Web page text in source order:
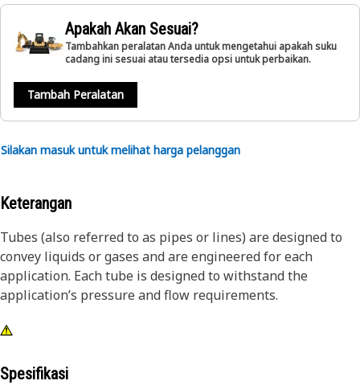
Apakah Akan Sesuai?
Tambahkan peralatan Anda untuk mengetahui apakah suku
cadang ini sesuai atau tersedia opsi untuk perbaikan.
Tambah Peralatan
Silakan masuk untuk melihat harga pelanggan
Keterangan
Tubes (also referred to as pipes or lines) are designed to
convey liquids or gases and are engineered for each
application. Each tube is designed to withstand the
application’s pressure and flow requirements.
Spesifikasi